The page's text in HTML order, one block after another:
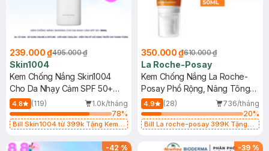
239.000 ₫495.000 ₫
Skin1004
Kem Chống Nắng Skin1004
Cho Da Nhạy Cảm SPF 50+
50ml
4.8 (119)
1.0k/tháng
78%
Bill Skin1004 từ 399k Tặng Kem
SPF 50+ 20ml (SL Có Hạn)
350.000 ₫610.000 ₫
La Roche-Posay
Kem Chống Nắng La Roche-
Posay Phổ Rộng, Nâng Tông
Kiềm Dầu 50ml
4.9 (28)
736/tháng
20%
Bill La roche-posay 399K Tặng
(SL có hạn)
-42% -39 %